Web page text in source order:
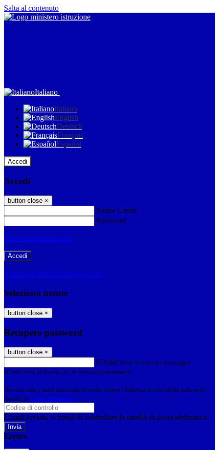
Salta al contenuto
Italiano
Italiano
English
Deutsch
Français
Español
Accedi
Accedi
button close ×
Nome Utente
Password
Password dimenticata?
-
Entra con SPID Entra con CIE
Seleziona utente
button close ×
Recupero password
button close ×
E-mail Verrà inviato un messaggio
all'indirizzo indicato con le istruzioni necessarie.
Non hai una e-mail associata al nome utente? Effettua il reset della password
tramite la Login Spaggiari
E-mail inviata, si prega di controllare la casella di posta elettronica!
Errore